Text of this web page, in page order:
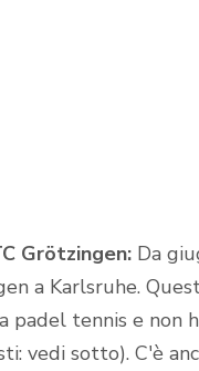
Grötzingen: Da
a Karlsruhe.
padel tennis e non
vedi sotto). C'è
Campi da
all'aperto